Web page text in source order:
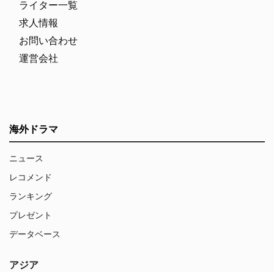
ライター一覧
求人情報
お問い合わせ
運営会社
海外ドラマ
ニュース
レコメンド
ランキング
プレゼント
データベース
アジア